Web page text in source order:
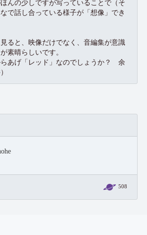
んの少しですが写っていることで（そ
で話し合っている様子が「想像」でき
ると、映像だけでなく、音編集が意識
素晴らしいです。
らあげ「レッド」なのでしょうか？ 余
508